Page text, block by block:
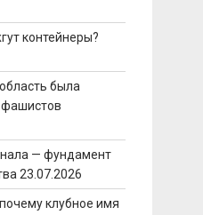
контейнеры?
была
— фундамент
23.07.2026
клубное имя